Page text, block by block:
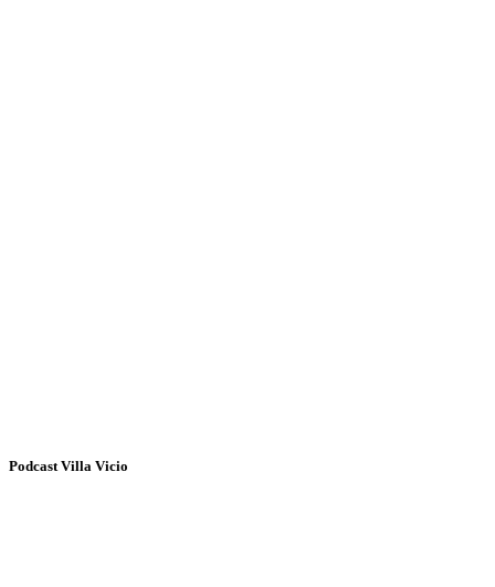
Podcast Villa Vicio